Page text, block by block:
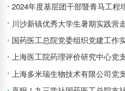
2024年度基层团干部暨青马工程
川沙新镇优秀大学生暑期实践营走进
国药医工总院党委组织党建工作
上海医工院药理评价研究中心党支部开展“加强党纪
上海多米瑞生物技术有限公司党支部开展“追寻红色足迹，感悟